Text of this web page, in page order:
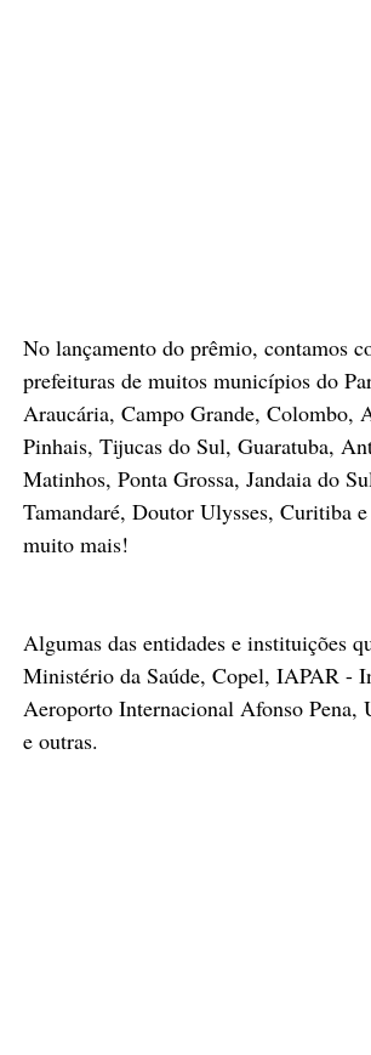
No lançamento do prêmio, contamos
prefeituras de muitos municípios do
Araucária, Campo Grande, Colombo,
Pinhais, Tijucas do Sul, Guaratuba,
Matinhos, Ponta Grossa, Jandaia do
Tamandaré, Doutor Ulysses, Curitiba
muito mais!
Algumas das entidades e instituições
Ministério da Saúde, Copel, IAPAR -
Aeroporto Internacional Afonso Pena,
e outras.